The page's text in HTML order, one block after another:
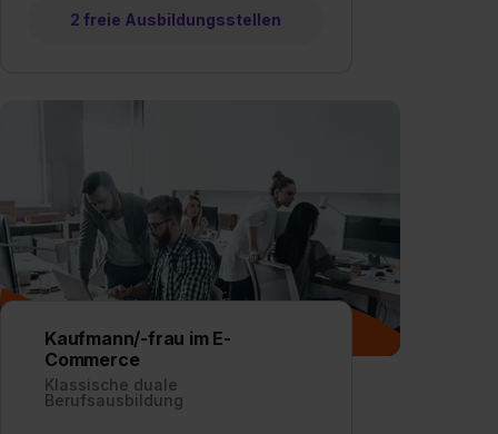
2 freie Ausbildungsstellen
Kaufmann/-frau im E-
Commerce
Klassische duale
Berufsausbildung